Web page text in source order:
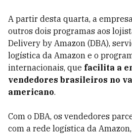
A partir desta quarta, a
outros dois programas aos
Delivery by Amazon (DBA),
logística da Amazon e o
internacionais, que facilita a
vendedores brasileiros no
americano.
Com o DBA, os vendedores
com a rede logística da